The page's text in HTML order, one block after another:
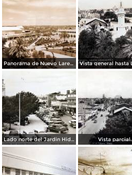
Panorama de Nuevo Laredo, Tamaulipas.
Lado norte del Jardin Hidalgo ( Circulada el 17 deSeptiembre de 1957 ). Vista parcial.